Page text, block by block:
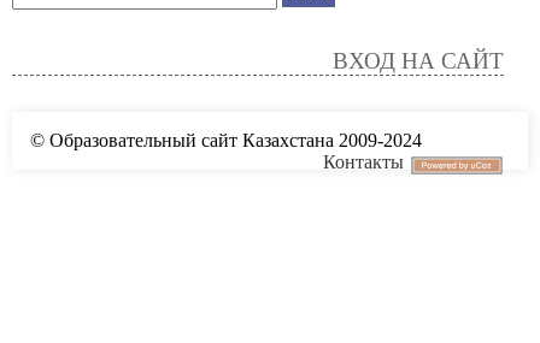
ВХОД НА САЙТ
© Образовательный сайт Казахстана 2009-2024
Контакты